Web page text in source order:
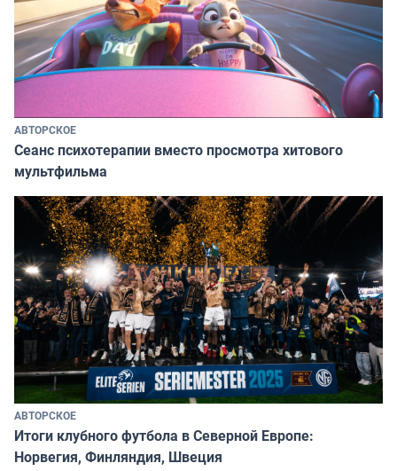
АВТОРСКОЕ
Сеанс психотерапии вместо просмотра хитового
мультфильма
АВТОРСКОЕ
Итоги клубного футбола в Северной Европе:
Норвегия, Финляндия, Швеция